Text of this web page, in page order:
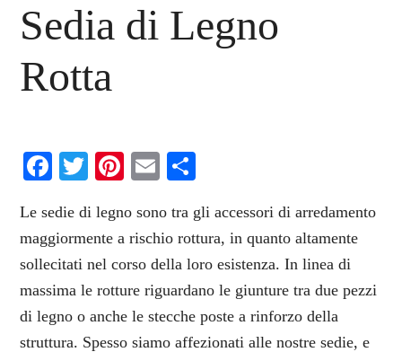
Sedia di Legno
Rotta
Facebook
TwitterPinterest
Email
Le sedie di legno sono tra gli accessori di arredamento
maggiormente a rischio rottura, in quanto altamente
sollecitati nel corso della loro esistenza. In linea di
massima le rotture riguardano le giunture tra due pezzi
di legno o anche le stecche poste a rinforzo della
struttura. Spesso siamo affezionati alle nostre sedie, e